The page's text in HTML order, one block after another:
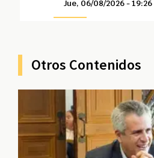
Jue, 06/08/2026 - 19:26
Otros Contenidos